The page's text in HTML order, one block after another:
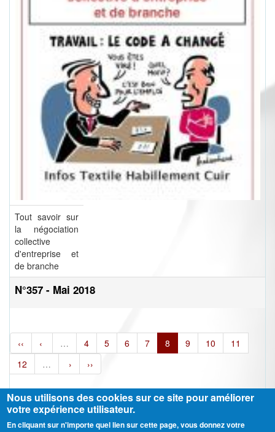
Tout savoir sur
la négociation
collective
d'entreprise et
de branche
N°357 - Mai 2018
‹‹ ‹ … 4 5 6 7 8 9 10
11
12
… › ››
Nous utilisons des cookies sur ce site pour améliorer
votre expérience utilisateur.
En cliquant sur n'importe quel lien sur cette page, vous donnez votre